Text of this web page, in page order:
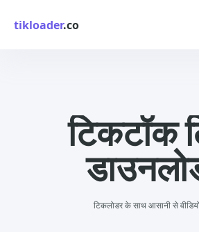
tikloader.co
टिकटॉक
टिकलोडर के साथ आसानी से